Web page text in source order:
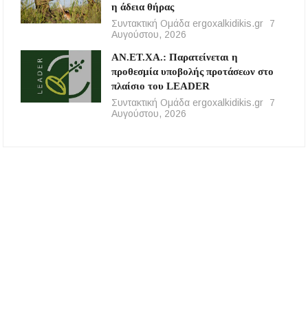
η άδεια θήρας
Συντακτική Ομάδα ergoxalkidikis.gr
7
Αυγούστου, 2026
ΑΝ.ΕΤ.ΧΑ.: Παρατείνεται η
προθεσμία υποβολής προτάσεων στο
πλαίσιο του LEADER
Συντακτική Ομάδα ergoxalkidikis.gr
7
Αυγούστου, 2026